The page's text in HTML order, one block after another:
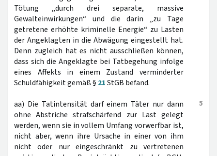
Tötung „durch drei separate, massive
Gewalteinwirkungen“ und die darin „zu Tage
getretene erhöhte kriminelle Energie“ zu Lasten
der Angeklagten in die Abwägung eingestellt hat.
Denn zugleich hat es nicht ausschließen können,
dass sich die Angeklagte bei Tatbegehung infolge
eines Affekts in einem Zustand verminderter
Schuldfähigkeit gemäß § 21StGB befand.
5
aa) Die Tatintensität darf einem Täter nur dann
ohne Abstriche strafschärfend zur Last gelegt
werden, wenn sie in vollem Umfang vorwerfbar ist,
nicht aber, wenn ihre Ursache in einer von ihm
nicht oder nur eingeschränkt zu vertretenen